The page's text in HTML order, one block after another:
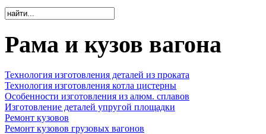
Рама и кузов вагона
Технология изготовления деталей из проката
Технология изготовления котла цистерны
Особенности изготовления из алюм. сплавов
Изготовление деталей упругой площадки
Ремонт кузовов
Ремонт кузовов грузовых вагонов